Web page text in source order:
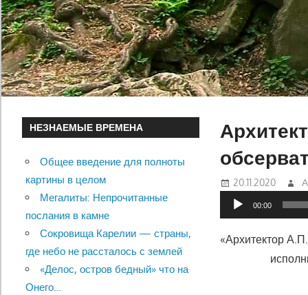
20.11.2020
Аудиоплеер
00:00
«Архитектор
НЕЗНАЕМЫЕ ВРЕМЕНА
Общее введение для полноты
картины в целом
Мегалиты: Непрочитанные
послания в камне
Сокровища Карелии — страны,
где небо не рассталось с землей
«Делос, остров бедный» что на
Онего…